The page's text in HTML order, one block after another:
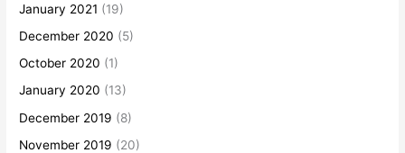
January 2021 (19)
December 2020 (5)
October 2020 (1)
January 2020 (13)
December 2019 (8)
November 2019 (20)